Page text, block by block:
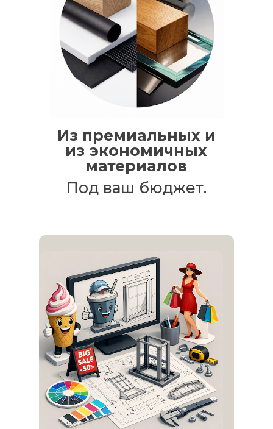
Под ваш бюджет.
Из премиальных и
из экономичных
материалов
нестандартные штендеры, нестандартные штендеры
Архангельск, штендер нестандартной формы,
штендер по индивидуальному проекту, штендер
любой формы, штендер нестандартный на заказ,
заказать нестандартный штендер, купить
нестандартный штендер, нестандартный штендер
цена, нестандартный штендер стоимость,
нестандартный штендер прайс, нестандартный
штендер прайс-лист, нестандартный штендер
недорого, нестандартный штендер дешево,
производство нестандартных штендеров,
изготовление нестандартных штендеров,
изготовление нестандарных штендеров,
производство штендеров различно формы,
изготовление штендеров разных форм, проект
штендера, разработка штендера, дизайн штендера,
макет штендера, штендер рекламный
нестандартный, штендер для улицы нестандартный,
фигурный штендер, фигурный штендер в
Архангельске, фигурный уличный штендер,
изготовление фигурных штендеров, изготовление
фигурных штендеров в Архангельске, производство